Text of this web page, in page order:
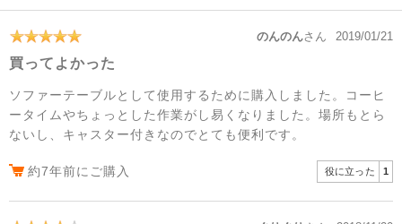
のんのんさん 2019/01/21
買ってよかった
ソファーテーブルとして使用するために購入しました。コーヒ
ータイムやちょっとした作業がし易くなりました。場所もとら
ないし、キャスター付きなのでとても便利です。
約7年前にご購入 役に立った 1